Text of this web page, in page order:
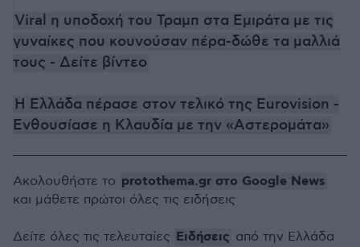
Viral η υποδοχή του Τραμπ στα Εμιράτα με τις
γυναίκες που κουνούσαν πέρα-δώθε τα μαλλιά
τους - Δείτε βίντεο
H Ελλάδα πέρασε στον τελικό της Eurovision -
Ενθουσίασε η Κλαυδία με την «Αστερομάτα»
Ακολουθήστε το protothema.gr στο Google News
και μάθετε πρώτοι όλες τις ειδήσεις
Δείτε όλες τις τελευταίες Ειδήσεις από την Ελλάδα